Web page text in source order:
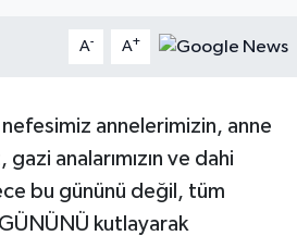
A- A+
nefesimiz annelerimizin, anne
gazi analarımızın ve dahi
bu gününü değil, tüm
kutlayarak